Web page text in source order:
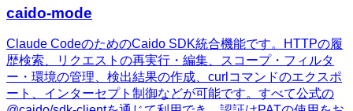
caido-mode
Claude CodeのためのCaido SDK統合機能です。HTTPの履
歴検索、リクエストの再実行・編集、スコープ・フィルタ
ー・環境の管理、検出結果の作成、curlコマンドのエクスポ
ート、インターセプト制御などが可能です。すべて公式の